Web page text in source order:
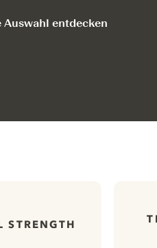
Auswahl entdecken
STRENGTH